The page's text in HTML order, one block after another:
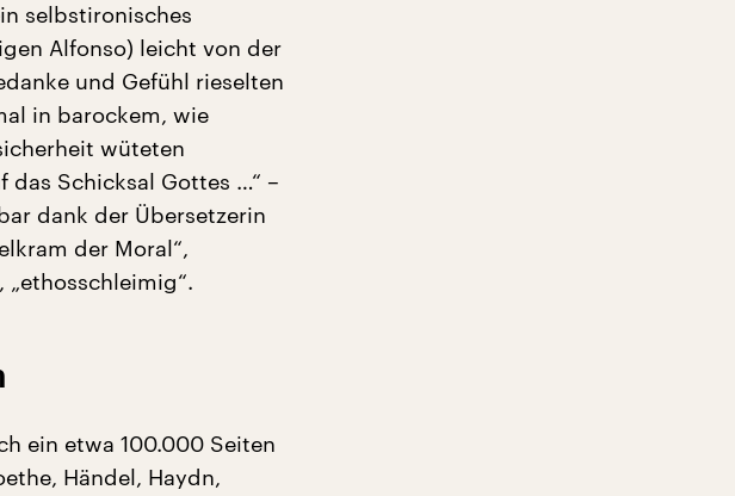
selbstironisches
Alfonso) leicht von der
und Gefühl rieselten
in barockem, wie
wüteten
das Schicksal Gottes …“ –
dank der Übersetzerin
der Moral“,
„ethosschleimig“.
ein etwa 100.000 Seiten
Händel, Haydn,